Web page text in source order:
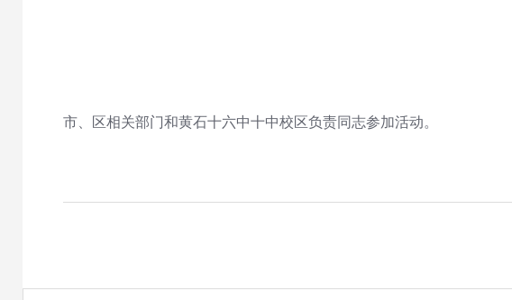
市、区相关部门和黄石十六中十中校区负责同志参加活动。